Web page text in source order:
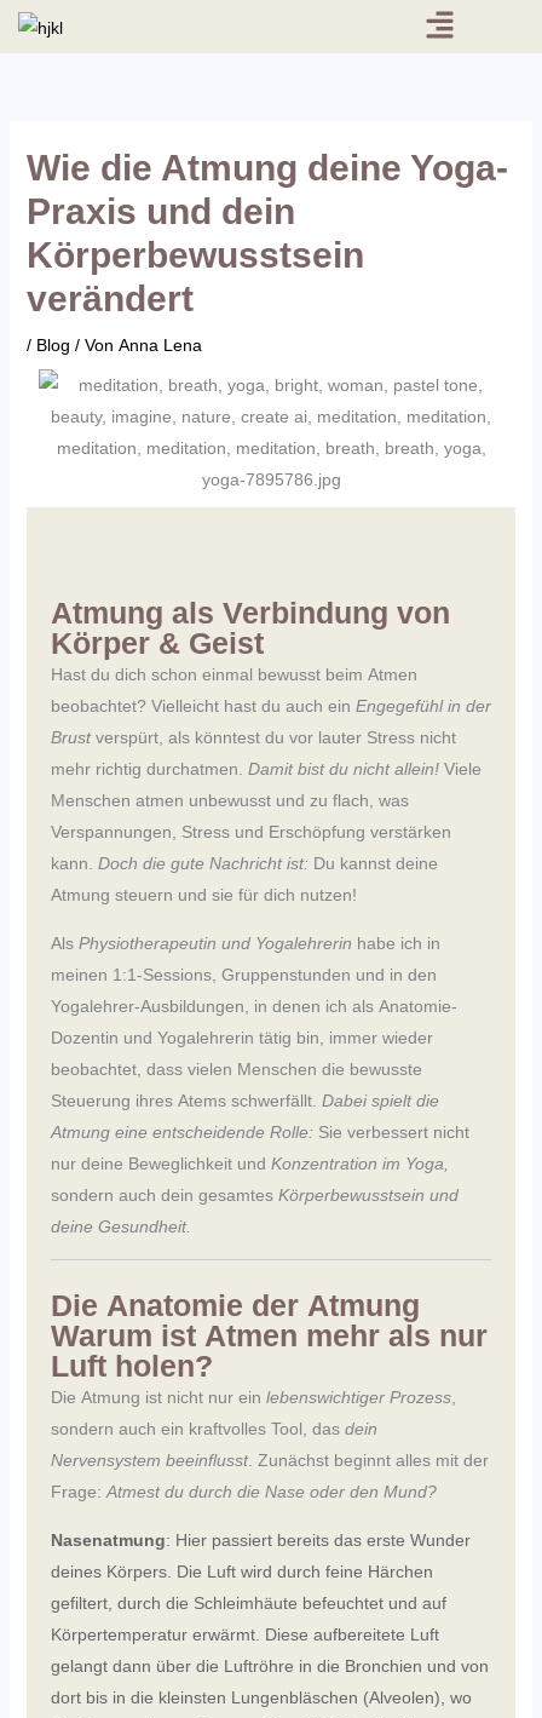
Zum
Menü
Wie die Atmung deine Yoga-
Praxis und dein
Körperbewusstsein
verändert
/ Blog / Von Anna Lena
Atmung als Verbindung von
Körper & Geist
Hast du dich schon einmal bewusst beim Atmen
beobachtet? Vielleicht hast du auch ein Engegefühl in der
Brustverspürt, als könntest du vor lauter Stress nicht
mehr richtig durchatmen. Damit bist du nicht allein!Viele
Menschen atmen unbewusst und zu flach, was
Verspannungen, Stress und Erschöpfung verstärken
kann. Doch die gute Nachricht ist: Du kannst deine
Atmung steuern und sie für dich nutzen!
Als Physiotherapeutin und Yogalehrerin habe ich in
meinen 1:1-Sessions, Gruppenstunden und in den
Yogalehrer-Ausbildungen, in denen ich als Anatomie-
Dozentin und Yogalehrerin tätig bin, immer wieder
beobachtet, dass vielen Menschen die bewusste
Steuerung ihres Atems schwerfällt. Dabei spielt die
Atmung eine entscheidende Rolle: Sie verbessert nicht
nur deine Beweglichkeit und Konzentration im Yoga,
sondern auch dein gesamtes Körperbewusstsein und
deine Gesundheit.
Die Anatomie der Atmung
Warum ist Atmen mehr als nur
Luft holen?
Die Atmung ist nicht nur ein lebenswichtiger Prozess,
sondern auch ein kraftvolles Tool, dasdein
Nervensystem beeinflusst. Zunächst beginnt alles mit der
Frage: Atmest du durch die Nase oder den Mund?
Nasenatmung: Hier passiert bereits das erste Wunder
deines Körpers. Die Luft wird durch feine Härchen
gefiltert, durch die Schleimhäute befeuchtet und auf
Körpertemperatur erwärmt. Diese aufbereitete Luft
gelangt dann über die Luftröhre in die Bronchien und von
dort bis in die kleinsten Lungenbläschen (Alveolen), wo